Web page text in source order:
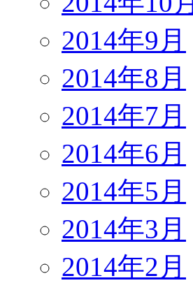
2014年9月
2014年8月
2014年7月
2014年6月
2014年5月
2014年3月
2014年2月